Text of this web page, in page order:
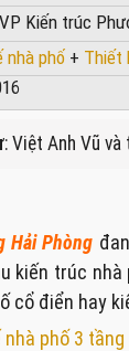
Kiến trúc
nhà phố+ Thiết
: Việt Anh Vũ
Hải Phòng
kiến trúc
cổ điển hay
nhà phố 3